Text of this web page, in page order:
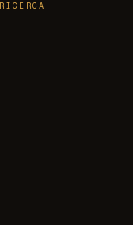
RICERCA